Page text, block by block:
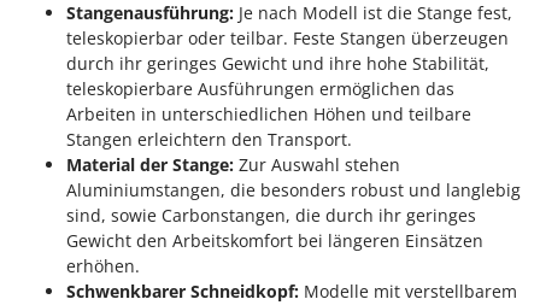
Stangenausführung: Je nach Modell ist die Stange fest,
teleskopierbar oder teilbar. Feste Stangen überzeugen
durch ihr geringes Gewicht und ihre hohe Stabilität,
teleskopierbare Ausführungen ermöglichen das
Arbeiten in unterschiedlichen Höhen und teilbare
Stangen erleichtern den Transport.
Material der Stange: Zur Auswahl stehen
Aluminiumstangen, die besonders robust und langlebig
sind, sowie Carbonstangen, die durch ihr geringes
Gewicht den Arbeitskomfort bei längeren Einsätzen
erhöhen.
Schwenkbarer Schneidkopf: Modelle mit verstellbarem